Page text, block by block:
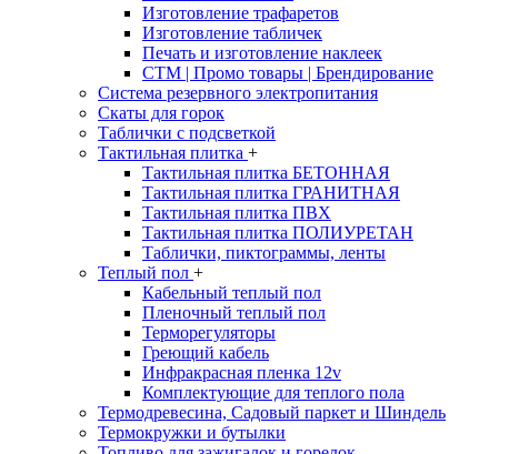
Изготовление трафаретов
Изготовление табличек
Печать и изготовление наклеек
CTM | Промо товары | Брендирование
Система резервного электропитания
Скаты для горок
Таблички с подсветкой
Тактильная плитка +
Тактильная плитка БЕТОННАЯ
Тактильная плитка ГРАНИТНАЯ
Тактильная плитка ПВХ
Тактильная плитка ПОЛИУРЕТАН
Таблички, пиктограммы, ленты
Теплый пол +
Кабельный теплый пол
Пленочный теплый пол
Терморегуляторы
Греющий кабель
Инфракрасная пленка 12v
Комплектующие для теплого пола
Термодревесина, Садовый паркет и Шиндель
Термокружки и бутылки